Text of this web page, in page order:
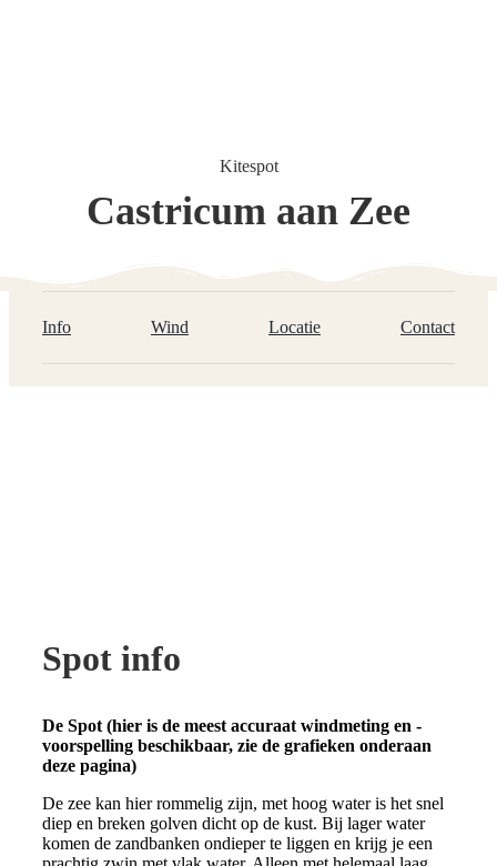
Kitespot
Castricum aan Zee
Info Wind Locatie Contact
Spot info
De Spot (hier is de meest accuraat windmeting en -
voorspelling beschikbaar, zie de grafieken onderaan
deze pagina)
De zee kan hier rommelig zijn, met hoog water is het snel
diep en breken golven dicht op de kust. Bij lager water
komen de zandbanken ondieper te liggen en krijg je een